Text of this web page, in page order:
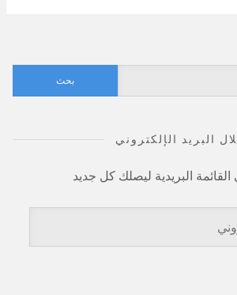
عن:
البريد الإلكتروني
البريدية ليصلك كل جديد